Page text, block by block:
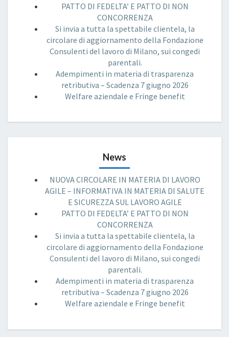
PATTO DI FEDELTA’ E PATTO DI NON
CONCORRENZA
Si invia a tutta la spettabile clientela, la
circolare di aggiornamento della Fondazione
Consulenti del lavoro di Milano, sui congedi
parentali.
Adempimenti in materia di trasparenza
retributiva – Scadenza 7 giugno 2026
Welfare aziendale e Fringe benefit
News
NUOVA CIRCOLARE IN MATERIA DI LAVORO
AGILE – INFORMATIVA IN MATERIA DI SALUTE
E SICUREZZA SUL LAVORO AGILE
PATTO DI FEDELTA’ E PATTO DI NON
CONCORRENZA
Si invia a tutta la spettabile clientela, la
circolare di aggiornamento della Fondazione
Consulenti del lavoro di Milano, sui congedi
parentali.
Adempimenti in materia di trasparenza
retributiva – Scadenza 7 giugno 2026
Welfare aziendale e Fringe benefit